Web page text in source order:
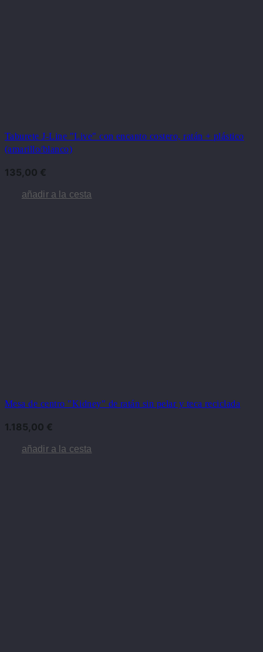
Taburete J-Line "Live" con encanto costero, ratán + plástico
(amarillo/blanco)
135,00 €
añadir a la cesta
Mesa de centro "Kidney" de ratán sin pelar y teca reciclada
1.185,00 €
añadir a la cesta